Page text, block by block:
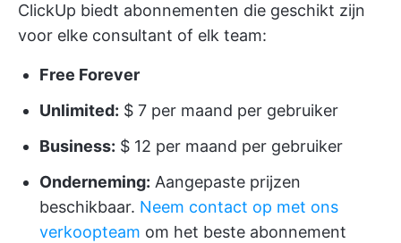
ClickUp biedt abonnementen die geschikt zijn
voor elke consultant of elk team:
Free Forever
Unlimited: $ 7 per maand per gebruiker
Business: $ 12 per maand per gebruiker
Onderneming: Aangepaste prijzen
beschikbaar. Neem contact op met ons
verkoopteam om het beste abonnement